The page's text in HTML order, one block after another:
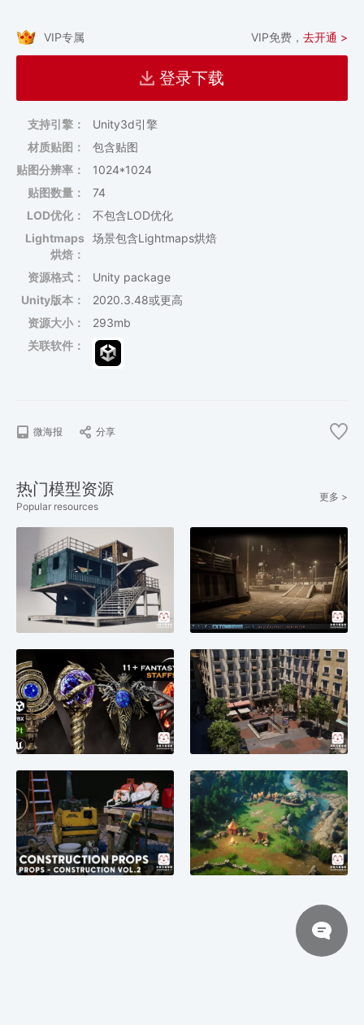
VIP专属 VIP免费， 去开通 >
登录下载
支持引擎：
Unity3d引擎
材质贴图：
包含贴图
贴图分辨率：
1024*1024
贴图数量：
74
LOD优化：
不包含LOD优化
Lightmaps
烘焙：
场景包含Lightmaps烘焙
资源格式：
Unity package
Unity版本：
2020.3.48或更高
资源大小：
293mb
关联软件：
微海报 分享
热门模型资源
Popular resources
更多 >